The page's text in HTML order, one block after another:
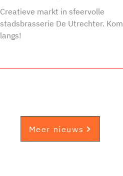
Creatieve markt in sfeervolle
stadsbrasserie De Utrechter. Kom
langs!
Meer nieuws